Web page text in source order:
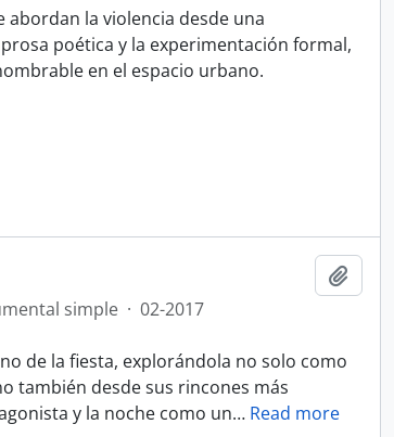
la violencia desde una
poética y la experimentación formal,
en el espacio urbano.
simple · 02-2017
de la fiesta, explorándola no solo como
también desde sus rincones más
y la noche como un… Read more